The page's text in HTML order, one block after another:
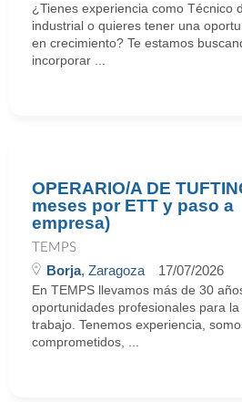
¿Tienes experiencia como Técnico
industrial o quieres tener una
en crecimiento? Te estamos
incorporar ...
OPERARIO/A DE
meses por ETT y paso a
empresa)
TEMPS
Borja, Zaragoza 17/07/2026
En TEMPS llevamos más de 30
oportunidades profesionales para
trabajo. Tenemos experiencia,
comprometidos, ...